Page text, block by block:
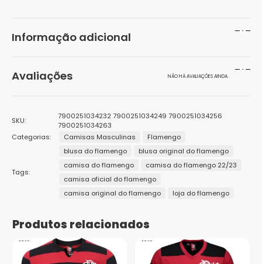
Informação adicional
Masculino
Cor Preto, Vermelho
Braziline
Avaliações NÃO HÁ AVALIAÇÕES AINDA.
Masculina”
O seu endereço de e-mail não será publicado.
obrigatórios são marcados com *
Sua avaliação
1
de
2 de
5
3 de 5
estrelas
4 de 5
estrelas
5 de 5
estrelas
SKU:
7900251034232 7900251034249 7900251034256
7900251034263
Categorias:
Camisas Masculinas Flamengo
Tags:
blusa do flamengo
blusa original do flamengo
camisa do flamengo
camisa do flamengo 22/23
camisa oficial do flamengo
camisa original do flamengo
loja do flamengo
Produtos relacionados